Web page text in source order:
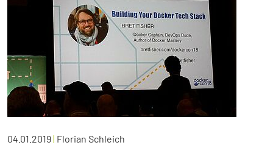
04.01.2019| Florian Schleich